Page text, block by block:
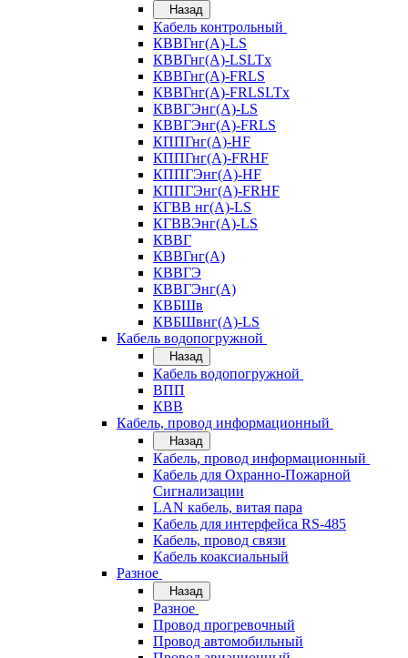
Назад
Кабель контрольный
КВВГнг(А)-LS
КВВГнг(А)-LSLTx
КВВГнг(А)-FRLS
КВВГнг(А)-FRLSLTx
КВВГЭнг(А)-LS
КВВГЭнг(А)-FRLS
КППГнг(А)-HF
КППГнг(А)-FRHF
КППГЭнг(А)-HF
КППГЭнг(А)-FRHF
КГВВ нг(А)-LS
КГВВЭнг(А)-LS
КВВГ
КВВГнг(А)
КВВГЭ
КВВГЭнг(А)
КВБШв
КВБШвнг(А)-LS
Кабель водопогружной
Назад
Кабель водопогружной
ВПП
КВВ
Кабель, провод информационный
Назад
Кабель, провод информационный
Кабель для Охранно-Пожарной
Сигнализации
LAN кабель, витая пара
Кабель для интерфейса RS-485
Кабель, провод связи
Кабель коаксиальный
Разное
Назад
Разное
Провод прогревочный
Провод автомобильный